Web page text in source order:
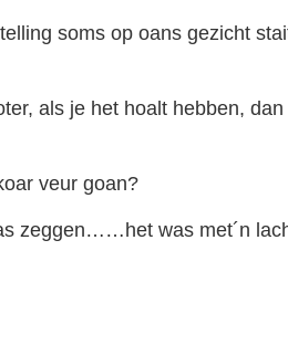
soms op oans gezicht
als je het hoalt hebben,
veur goan?
zeggen……het was met´n